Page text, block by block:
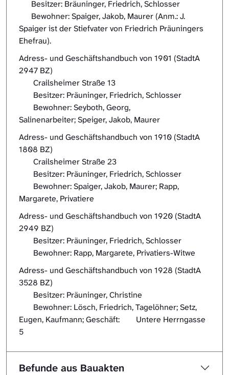
Besitzer: Bräuninger, Friedrich, Schlosser
Bewohner: Spaiger, Jakob, Maurer (Anm.: J.
Spaiger ist der Stiefvater von Friedrich Präuningers
Ehefrau).
Adress- und Geschäftshandbuch von 1901 (StadtA
2947 BZ)
Crailsheimer Straße 13
Besitzer: Präuninger, Friedrich, Schlosser
Bewohner: Seyboth, Georg,
Salinenarbeiter; Speiger, Jakob, Maurer
Adress- und Geschäftshandbuch von 1910 (StadtA
1808 BZ)
Crailsheimer Straße 23
Besitzer: Präuninger, Friedrich, Schlosser
Bewohner: Spaiger, Jakob, Maurer; Rapp,
Margarete, Privatiere
Adress- und Geschäftshandbuch von 1920 (StadtA
2949 BZ)
Besitzer: Präuninger, Friedrich, Schlosser
Bewohner: Rapp, Margarete, Privatiers-Witwe
Adress- und Geschäftshandbuch von 1928 (StadtA
3528 BZ)
Besitzer: Präuninger, Christine
Bewohner: Lösch, Friedrich, Tagelöhner; Setz,
Eugen, Kaufmann; Geschäft: Untere Herrngasse
5
Befunde aus Bauakten